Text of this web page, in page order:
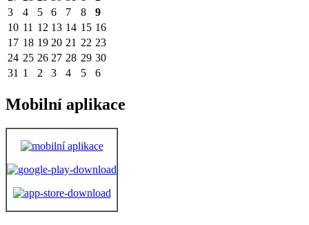
3
4 5 6 7 8
9
10 11 12 13 14 15 16
17 18 19 20 21 22 23
24 25 26 27 28 29 30
31 1 2 3 4 5 6
Mobilní aplikace